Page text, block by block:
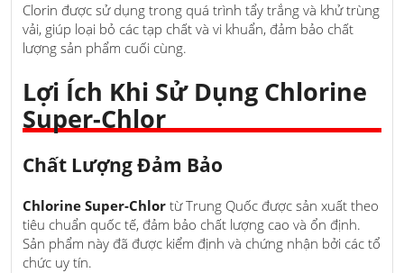
Clorin được sử dụng trong quá trình tẩy trắng và khử trùng
vải, giúp loại bỏ các tạp chất và vi khuẩn, đảm bảo chất
lượng sản phẩm cuối cùng.
Lợi Ích Khi Sử Dụng Chlorine
Super-Chlor
Chất Lượng Đảm Bảo
Chlorine Super-Chlor từ Trung Quốc được sản xuất theo
tiêu chuẩn quốc tế, đảm bảo chất lượng cao và ổn định.
Sản phẩm này đã được kiểm định và chứng nhận bởi các tổ
chức uy tín.